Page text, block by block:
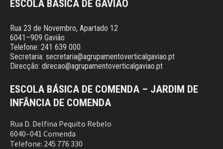
ESCOLA BÁSICA DE GAVIÃO
Rua 23 de Novembro, Apartado 12
6041–909 Gavião
Telefone: 241 639 000
Secretaria: secretaria@agrupamentoverticalgaviao.pt
Direcção: direcao@agrupamentoverticalgaviao.pt
ESCOLA BÁSICA DE COMENDA – JARDIM DE
INFÂNCIA DE COMENDA
Rua D. Delfina Pequito Rebelo
6040–041 Comenda
Telefone: 245 776 330